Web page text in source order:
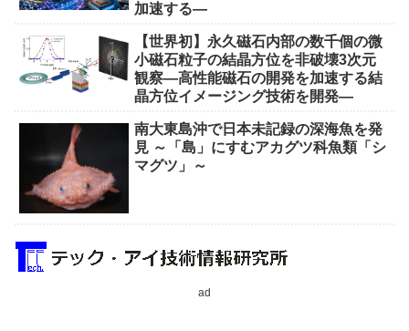
加速する―
【世界初】永久磁石内部の数千個の微
小磁石粒子の結晶方位を非破壊3次元
観察―高性能磁石の開発を加速する結
晶方位イメージング技術を開発―
南大東島沖で日本未記録の深海魚を発
見 ～「島」にすむアカグツ科魚類「シ
マグツ」～
ad